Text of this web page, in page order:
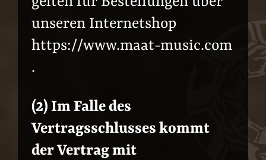
unseren Internetshop
https://www.maat-music.com
.
(2) Im Falle des
Vertragsschlusses kommt
der Vertrag mit